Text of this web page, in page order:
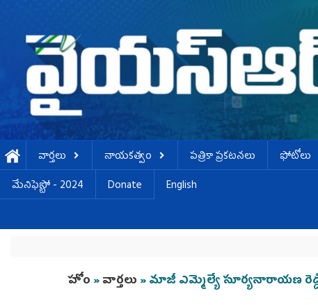
వార్తలు నాయకత్వం పత్రికా ప్రకటనలు ఫోటోలు
మేనిఫెస్టో - 2024
Donate English
You are here
హోం »వార్తలు » మాజీ ఎమ్మెల్యే సూర్యనారాయణ రెడ్డి